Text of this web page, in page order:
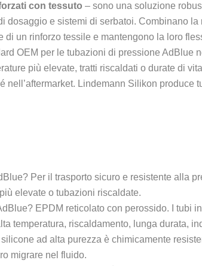
con tessuto – sono una soluzione
dosaggio e sistemi di serbatoi. Combinano
un rinforzo tessile e mantengono la loro
OEM per le tubazioni di pressione AdBlue
più elevate, tratti riscaldati o durate di
nell’aftermarket. Lindemann Silikon produce
Per il trasporto sicuro e resistente alla
elevate o tubazioni riscaldate.
EPDM reticolato con perossido. I tubi
temperatura, riscaldamento, lunga durata,
ad alta purezza è chimicamente
migrare nel fluido.